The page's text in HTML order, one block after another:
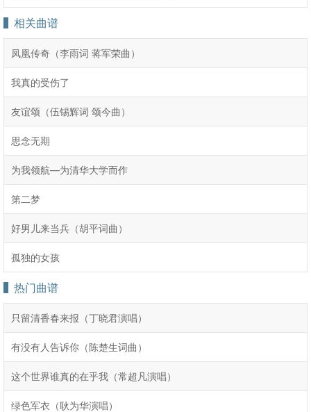
相关曲谱
凤凰传奇（李雨词 蒋军荣曲）
我真的受伤了
友谊颂（伍锡辉词 颂今曲）
思念无期
为我领航—为清华大学而作
第二梦
好男儿来当兵（胡平词曲）
孤独的女孩
热门曲谱
只留清香春来报（丁晓君演唱）
有没有人告诉你（陈楚生词曲）
这个世界谁真的在乎我（常超凡演唱）
绿色军衣（耿为华演唱）